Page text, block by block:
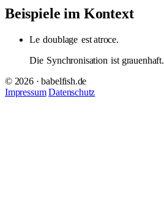
Beispiele im Kontext
Le doublage est atroce.
Die Synchronisation ist grauenhaft.
© 2026 · babelfish.de
Impressum Datenschutz